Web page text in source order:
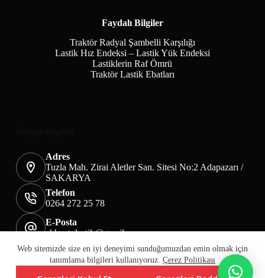
Web sitemizde size en iyi deneyimi sunduğumuzdan emin olmak için
tanımlama bilgileri kullanıyoruz. Çerez Politikası
Faydalı Bilgiler
Traktör Radyal Şambelli Karşılığı
Lastik Hız Endeksi – Lastik Yük Endeksi
Lastiklerin Raf Ömrü
Traktör Lastik Ebatları
Adres
Tuzla Mah. Zirai Aletler San. Sitesi No:2 Adapazarı /
SAKARYA
Telefon
0264 272 25 78
E-Posta
akbaotolastik@gmail.com
Mesafeli Satış Sözleşmesi
Teslimat&İade
Üyelik KVKK Sayfası
Çerez Politikası